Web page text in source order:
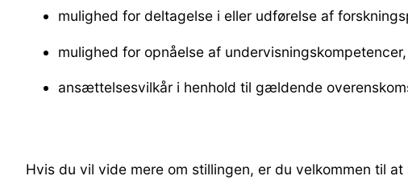
mulighed for deltagelse i eller udførelse af
mulighed for opnåelse af
ansættelsesvilkår i henhold til gældende
Hvis du vil vide mere om stillingen, er du velkommen til